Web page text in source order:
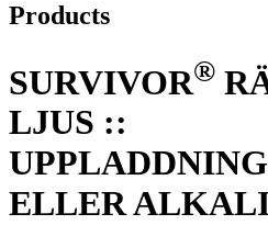
Products
SURVIVOR®
LJUS ::
ELLER